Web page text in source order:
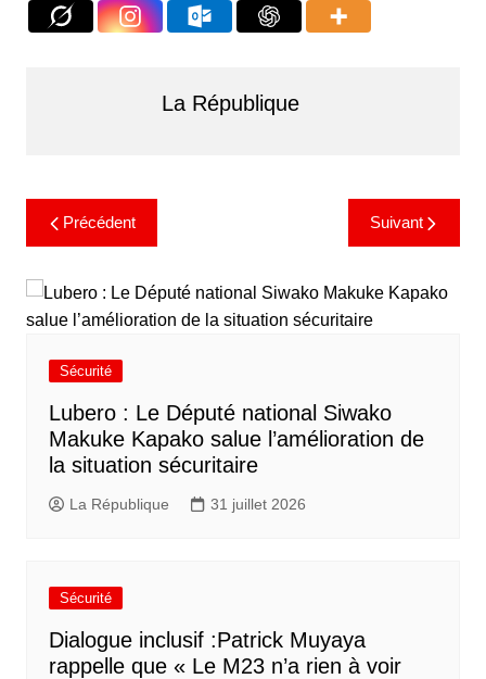
La République
Précédent Suivant
Sécurité
Lubero : Le Député national Siwako
Makuke Kapako salue l’amélioration de
la situation sécuritaire
La République 31 juillet 2026
Sécurité
Dialogue inclusif :Patrick Muyaya
rappelle que « Le M23 n’a rien à voir